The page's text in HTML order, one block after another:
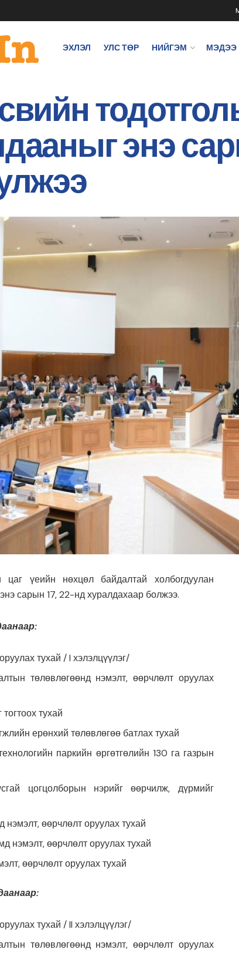
ЭХЛЭЛ УЛС ТӨР НИЙГЭМ МЭДЭЭ
энэ
үеийн нөхцөл байдалтай холбогдуулан
сарын 17, 22-нд хуралдахаар болжээ.
тухай / I хэлэлцүүлэг/
төлөвлөгөөнд нэмэлт, өөрчлөлт оруулах
тухай
ерөнхий төлөвлөгөө батлах тухай
паркийн өргөтгөлийн 130 га газрын
цогцолборын нэрийг өөрчилж, дүрмийг
өөрчлөлт оруулах тухай
нэмэлт, өөрчлөлт оруулах тухай
өөрчлөлт оруулах тухай
тухай / II хэлэлцүүлэг/
төлөвлөгөөнд нэмэлт, өөрчлөлт оруулах